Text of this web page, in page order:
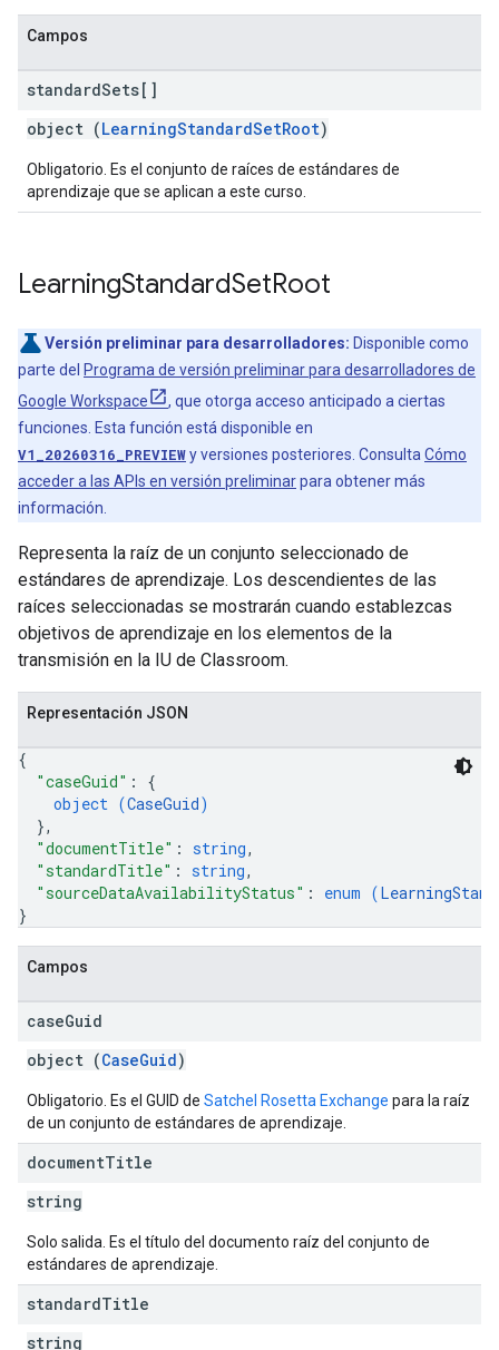
Campos
standardSets[]
object (LearningStandardSetRoot)
Obligatorio. Es el conjunto de raíces de estándares de
aprendizaje que se aplican a este curso.
LearningStandardSetRoot
Versión preliminar para desarrolladores: Disponible como
parte del Programa de versión preliminar para desarrolladores de
Google Workspace
, que otorga acceso anticipado a ciertas
funciones. Esta función está disponible en
V1_20260316_PREVIEWy versiones posteriores. Consulta Cómo
acceder a las APIs en versión preliminarpara obtener más
información.
Representa la raíz de un conjunto seleccionado de
estándares de aprendizaje. Los descendientes de las
raíces seleccionadas se mostrarán cuando establezcas
objetivos de aprendizaje en los elementos de la
transmisión en la IU de Classroom.
Representación JSON
{
"caseGuid" : {
object (CaseGuid)
},
"documentTitle" : string,
"standardTitle" : string,
"sourceDataAvailabilityStatus" : enum (
}
Campos
caseGuid
object (CaseGuid)
Obligatorio. Es el GUID de Satchel Rosetta Exchange para la raíz
de un conjunto de estándares de aprendizaje.
documentTitle
string
Solo salida. Es el título del documento raíz del conjunto de
estándares de aprendizaje.
standardTitle
string